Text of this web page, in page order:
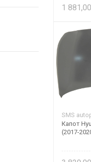
1 881,00
SMS
Капот
(2017-